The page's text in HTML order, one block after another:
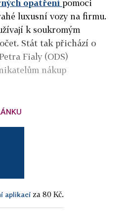
opatření pomoci
luxusní vozy na firmu.
k soukromým
Stát tak přichází o
Fialy (ODS)
nákup
aplikací za 80 Kč.